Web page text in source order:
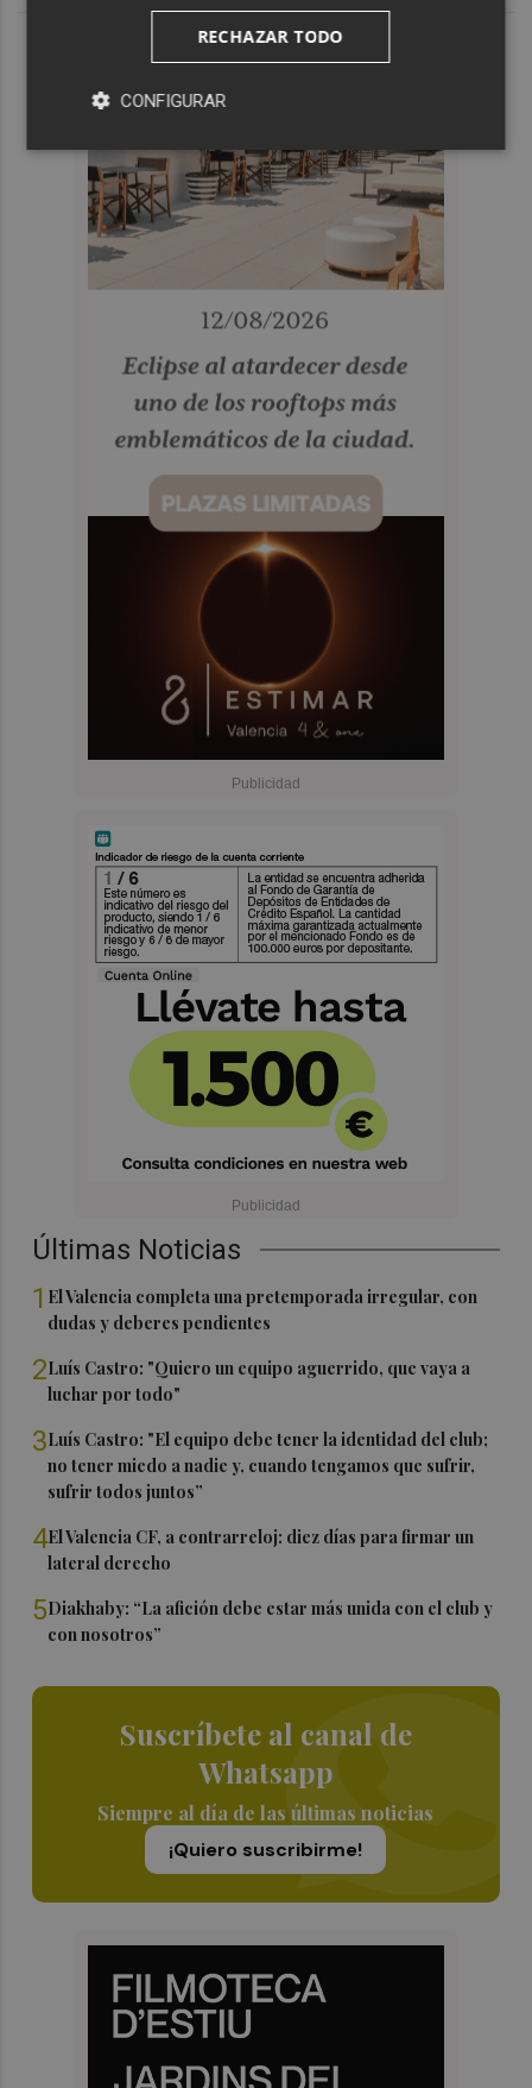
Últimas Noticias
1 El Valencia completa una pretemporada irregular, con
dudas y deberes pendientes
2Luís Castro: "Quiero un equipo aguerrido, que vaya a
luchar por todo"
3Luís Castro: "El equipo debe tener la identidad del club;
no tener miedo a nadie y, cuando tengamos que sufrir,
sufrir todos juntos”
4El Valencia CF, a contrarreloj: diez días para firmar un
lateral derecho
5Diakhaby: “La afición debe estar más unida con el club y
con nosotros”
Suscríbete al canal de
Whatsapp
Siempre al día de las últimas noticias
¡Quiero suscribirme!
RECHAZAR TODO
CONFIGURAR